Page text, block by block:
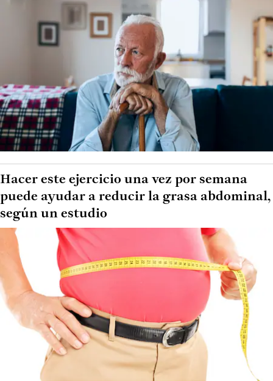
Hacer este ejercicio una vez por semana
puede ayudar a reducir la grasa abdominal,
según un estudio